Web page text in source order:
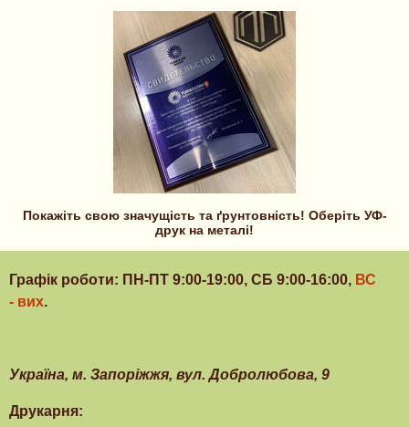
Покажіть свою значущість та ґрунтовність! Оберіть УФ-
друк на металі!
Графік роботи: ПН-ПТ 9:00-19:00, СБ 9:00-16:00, ВС
- вих.
Українa, м. Запоріжжя, вул. Добролюбова, 9
Друкарня: